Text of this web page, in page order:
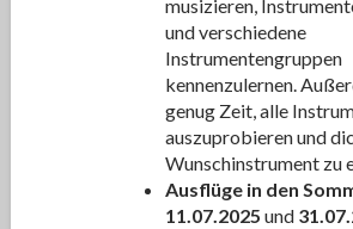
musizieren,
und verschiedene
Instrumentengruppen
kennenzulernen.
genug Zeit, alle
auszuprobieren und
Wunschinstrument zu
Ausflüge in den
11.07.2025 und